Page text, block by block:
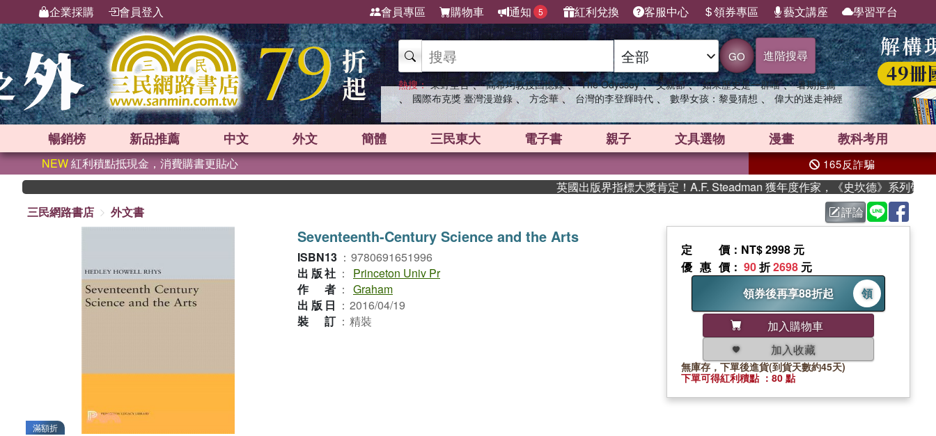
企業採購 會員登入 會員專區 購物車 通知 5 紅利兌換 客服中心 領券專區 藝文講座 學習平台
GO 進階搜尋
熱搜： 東野圭吾 、 高希均教授回憶錄 、 The Odyssey 、 父親節 、 如果歷史是一群喵 、 暑期推薦
、 國際布克獎 臺灣漫遊錄 、 方念華 、 台灣的李登輝時代 、 數學女孩：黎曼猜想 、 偉大的迷走神經
暢銷榜 新品推薦 中文 外文 簡體 三民東大 電子書 親子 文具選物 漫畫 教科考用
NEW紅利積點抵現金，消費購書更貼心 165反詐騙
英國出版界指標大獎肯定！A.F. Steadman 獲年度作家，《史坎德》系列帶你踏上
三民網路書店
外文書 評論
滿額折
Seventeenth-Century Science and the Arts
ISBN13 ： 9780691651996
出版社 ：
Princeton Univ Pr
作者 ： Graham
出版日 ： 2016/04/19
裝訂 ： 精裝
定價 ：NT$ 2998 元
優惠價 ： 90折2698 元
領券後再享88折起
領
加入購物車
加入收藏
無庫存，下單後進貨(到貨天數約45天)
下單可得紅利積點 ：80 點